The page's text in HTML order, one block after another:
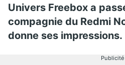
Univers Freebox a
compagnie du Redmi
donne ses impressions.
Publicité